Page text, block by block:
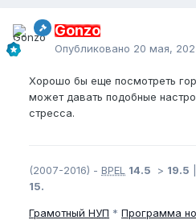
Gonzo
Опубликовано 20 мая,
Хорошо бы еще посмотреть
может давать подобные
стресса.
(2007-2016) - BPEL 14.5 > 19.5
15.
Грамотный НУП * Программа